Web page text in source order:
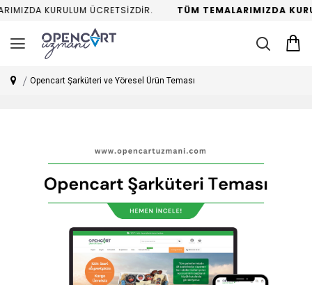
KURULUM ÜCRETSİZDİR. TÜM TEMALARIMIZDA
Opencart Şarküteri ve Yöresel Ürün Teması